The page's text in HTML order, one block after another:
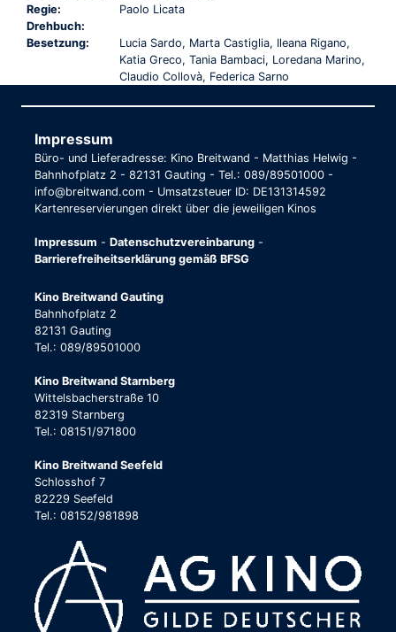
Regie:
Paolo Licata
Drehbuch:
Besetzung:
Lucia Sardo, Marta Castiglia, Ileana Rigano,
Katia Greco, Tania Bambaci, Loredana Marino,
Claudio Collovà, Federica Sarno
Impressum
Büro- und Lieferadresse: Kino Breitwand - Matthias Helwig -
Bahnhofplatz 2 - 82131 Gauting - Tel.: 089/89501000 -
info@breitwand.com - Umsatzsteuer ID: DE131314592
Kartenreservierungen direkt über die jeweiligen Kinos
Impressum - Datenschutzvereinbarung -
Barrierefreiheitserklärung gemäß BFSG
Kino Breitwand Gauting
Bahnhofplatz 2
82131 Gauting
Tel.: 089/89501000
Kino Breitwand Starnberg
Wittelsbacherstraße 10
82319 Starnberg
Tel.: 08151/971800
Kino Breitwand Seefeld
Schlosshof 7
82229 Seefeld
Tel.: 08152/981898